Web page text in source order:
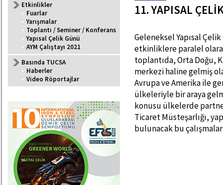
Etkinlikler
• Fuarlar
• Yarışmalar
• Toplantı / Seminer / Konferans
• Yapısal Çelik Günü
• AYM Çalıştayı 2021
Basında TUCSA
• Haberler
• Video Röportajlar
11. YAPISAL
Geleneksel Yapısal
etkinliklere paralel
toplantıda, Orta Doğu,
merkezi haline gelmiş
Avrupa ve Amerika ile
ülkeleriyle bir araya
konusu ülkelerde
Ticaret Müsteşarlığı,
bulunacak bu